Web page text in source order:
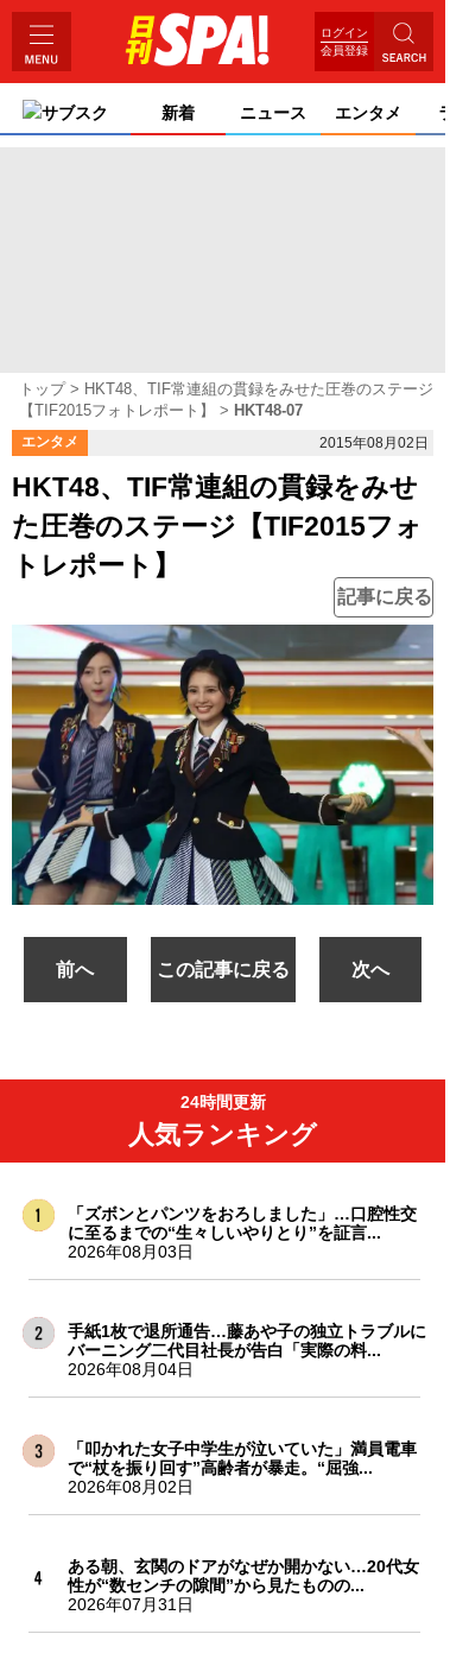
ログイン
会員登録
サブスク 新着 ニュース エンタメ
トップ
HKT48、TIF常連組の貫録をみせた圧巻のステージ
【TIF2015フォトレポート】
HKT48-07
エンタメ 2015年08月02日
HKT48、TIF常連組の貫録をみせ
た圧巻のステージ【TIF2015フォ
トレポート】
記事に戻る
前へ この記事に戻る 次へ
24時間更新
人気ランキング
「ズボンとパンツをおろしました」…口腔性交
に至るまでの“生々しいやりとり”を証言...
2026年08月03日
手紙1枚で退所通告…藤あや子の独立トラブルに
バーニング二代目社長が告白「実際の料...
2026年08月04日
「叩かれた女子中学生が泣いていた」満員電車
で“杖を振り回す”高齢者が暴走。“屈強...
2026年08月02日
ある朝、玄関のドアがなぜか開かない…20代女
性が“数センチの隙間”から見たものの...
2026年07月31日